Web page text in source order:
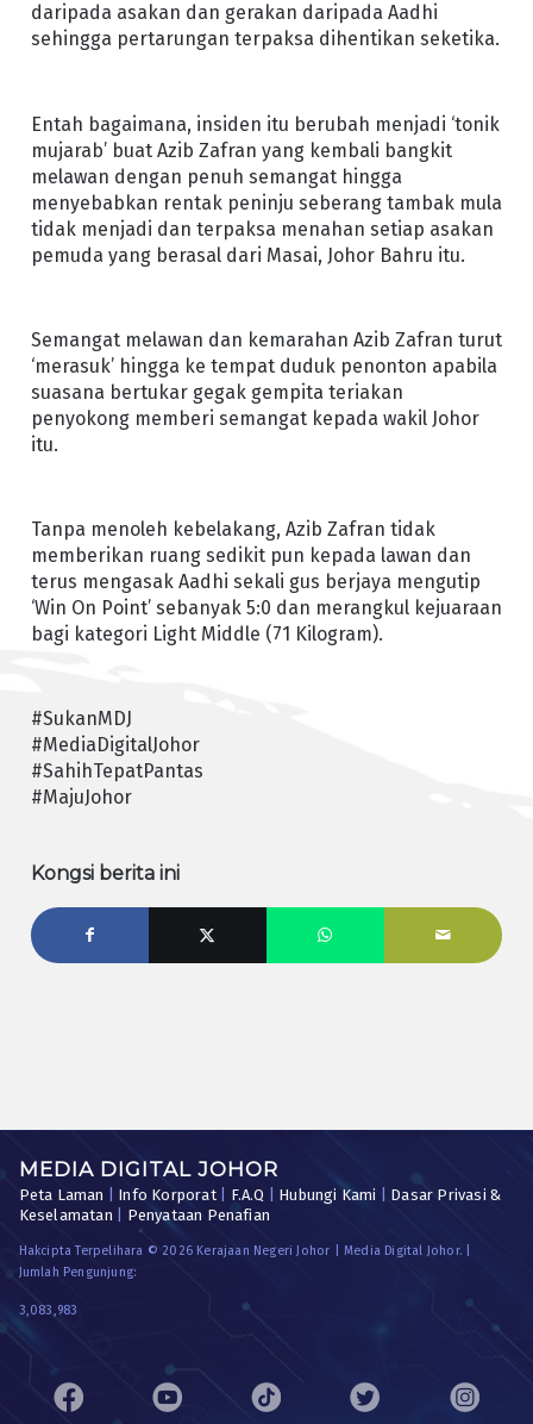
daripada asakan dan gerakan daripada Aadhi
sehingga pertarungan terpaksa dihentikan seketika.
Entah bagaimana, insiden itu berubah menjadi ‘tonik
mujarab’ buat Azib Zafran yang kembali bangkit
melawan dengan penuh semangat hingga
menyebabkan rentak peninju seberang tambak mula
tidak menjadi dan terpaksa menahan setiap asakan
pemuda yang berasal dari Masai, Johor Bahru itu.
Semangat melawan dan kemarahan Azib Zafran turut
‘merasuk’ hingga ke tempat duduk penonton apabila
suasana bertukar gegak gempita teriakan
penyokong memberi semangat kepada wakil Johor
itu.
Tanpa menoleh kebelakang, Azib Zafran tidak
memberikan ruang sedikit pun kepada lawan dan
terus mengasak Aadhi sekali gus berjaya mengutip
‘Win On Point’ sebanyak 5:0 dan merangkul kejuaraan
bagi kategori Light Middle (71 Kilogram).
#SukanMDJ
#MediaDigitalJohor
#SahihTepatPantas
#MajuJohor
Kongsi berita ini
MEDIA DIGITAL JOHOR
Peta Laman Info Korporat| F.A.Q Hubungi Kami
Dasar Privasi &
Keselamatan
Penyataan Penafian
Hakcipta Terpelihara © 2026 Kerajaan Negeri Johor | Media Digital Johor. |
Jumlah Pengunjung:
3,083,983